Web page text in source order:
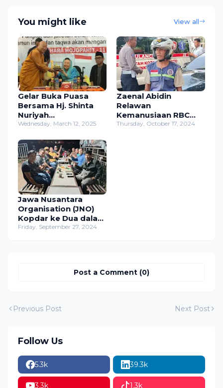
You might like View all
Gelar Buka Puasa
Bersama Hj. Shinta
Nuriyah
Abdurrohman Wahid,
Silaturahmi di Maha
Vihara Bejijong
Wednesday, March 12, 2025
Zaenal Abidin
Relawan
Kemanusiaan RBC
TKP yang Sigap
Thursday, October 17, 2024
Jawa Nusantara
Organisation (JNO)
Kopdar ke Dua dalam
Rangka Pengukuhan
Friday, September 27, 2024
Post a Comment (0)
Previous Post Next Post
Follow Us
5.3k 39.3k
3.3k 1.3k